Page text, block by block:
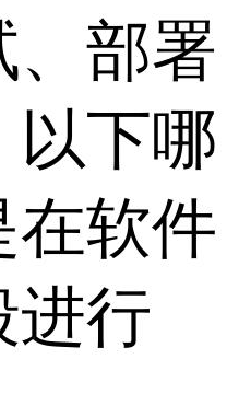
、部署
以下哪
在软件
进行